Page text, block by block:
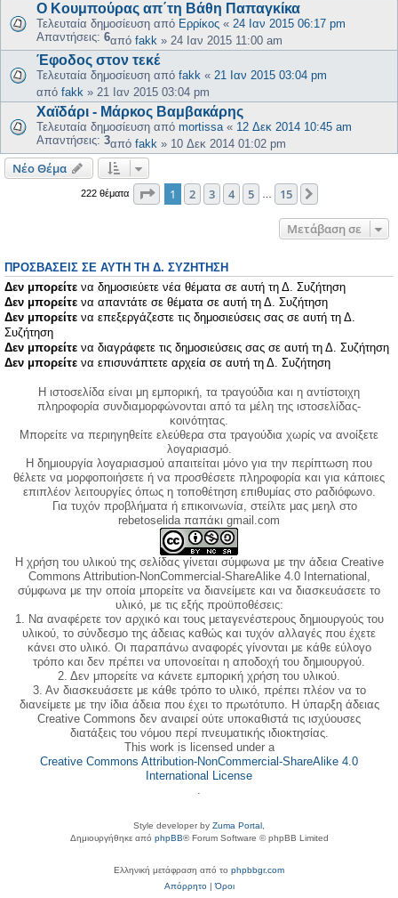
Ο Κουμπούρας απ΄τη Βάθη Παπαγκίκα
Τελευταία δημοσίευση από Ερρίκος « 24 Ιαν 2015 06:17 pm
Απαντήσεις: 6από fakk » 24 Ιαν 2015 11:00 am
Έφοδος στον τεκέ
Τελευταία δημοσίευση από fakk « 21 Ιαν 2015 03:04 pm
από fakk » 21 Ιαν 2015 03:04 pm
Χαϊδάρι - Μάρκος Βαμβακάρης
Τελευταία δημοσίευση από mortissa« 12 Δεκ 2014 10:45 am
Απαντήσεις: 3από fakk » 10 Δεκ 2014 01:02 pm
Νέο Θέμα
222 θέματα Σελίδα από15
1 2 3 4 5 15
Μετάβαση σε
ΠΡΟΣΒΆΣΕΙΣ ΣΕ ΑΥΤΉ ΤΗ Δ. ΣΥΖΉΤΗΣΗ
Δεν μπορείτε να δημοσιεύετε νέα θέματα σε αυτή τη Δ. Συζήτηση
Δεν μπορείτε να απαντάτε σε θέματα σε αυτή τη Δ. Συζήτηση
Δεν μπορείτε να επεξεργάζεστε τις δημοσιεύσεις σας σε αυτή τη Δ.
Συζήτηση
Δεν μπορείτε να διαγράφετε τις δημοσιεύσεις σας σε αυτή τη Δ. Συζήτηση
Δεν μπορείτε να επισυνάπτετε αρχεία σε αυτή τη Δ. Συζήτηση
Η ιστοσελίδα είναι μη εμπορική, τα τραγούδια και η αντίστοιχη
πληροφορία συνδιαμορφώνονται από τα μέλη της ιστοσελίδας-
κοινότητας.
Μπορείτε να περιηγηθείτε ελεύθερα στα τραγούδια χωρίς να ανοίξετε
λογαριασμό.
Η δημιουργία λογαριασμού απαιτείται μόνο για την περίπτωση που
θέλετε να μορφοποιήσετε ή να προσθέσετε πληροφορία και για κάποιες
επιπλέον λειτουργίες όπως η τοποθέτηση επιθυμίας στο ραδιόφωνο.
Για τυχόν προβλήματα ή επικοινωνία, στείλτε μας μεηλ στο
rebetoselida παπάκι gmail.com
Η χρήση του υλικού της σελίδας γίνεται σύμφωνα με την άδεια Creative
Commons Attribution-NonCommercial-ShareAlike 4.0 International,
σύμφωνα με την οποία μπορείτε να διανείμετε και να διασκευάσετε το
υλικό, με τις εξής προϋποθέσεις:
1. Να αναφέρετε τον αρχικό και τους μεταγενέστερους δημιουργούς του
υλικού, το σύνδεσμο της άδειας καθώς και τυχόν αλλαγές που έχετε
κάνει στο υλικό. Οι παραπάνω αναφορές γίνονται με κάθε εύλογο
τρόπο και δεν πρέπει να υπονοείται η αποδοχή του δημιουργού.
2. Δεν μπορείτε να κάνετε εμπορική χρήση του υλικού.
3. Αν διασκευάσετε με κάθε τρόπο το υλικό, πρέπει πλέον να το
διανείμετε με την ίδια άδεια που έχει το πρωτότυπο. Η ύπαρξη άδειας
Creative Commons δεν αναιρεί ούτε υποκαθιστά τις ισχύουσες
διατάξεις του νόμου περί πνευματικής ιδιοκτησίας.
This work is licensed under a
Creative Commons Attribution-NonCommercial-ShareAlike 4.0
International License
Style developer by Zuma Portal ,
Δημιουργήθηκε από phpBB® Forum Software © phpBB Limited
Ελληνική μετάφραση από το phpbbgr.com
Απόρρητο|Όροι